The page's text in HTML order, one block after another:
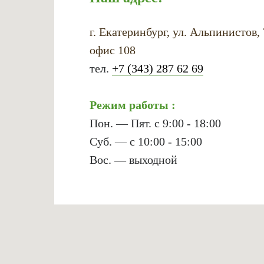
г. Екатеринбург, ул.
офис 108
тел. +7 (343) 287 62 69
Режим работы :
Пон. — Пят. с 9:00 - 18:00
Суб. — с 10:00 - 15:00
Вос. — выходной